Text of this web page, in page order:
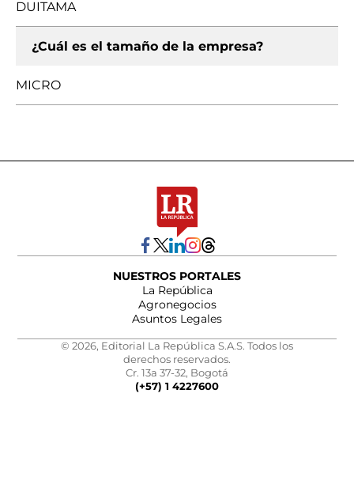
DUITAMA
¿Cuál es el tamaño de la empresa?
MICRO
NUESTROS PORTALES
La República
Agronegocios
Asuntos Legales
© 2026, Editorial La República S.A.S. Todos los
derechos reservados.
Cr. 13a 37-32, Bogotá
(+57) 1 4227600